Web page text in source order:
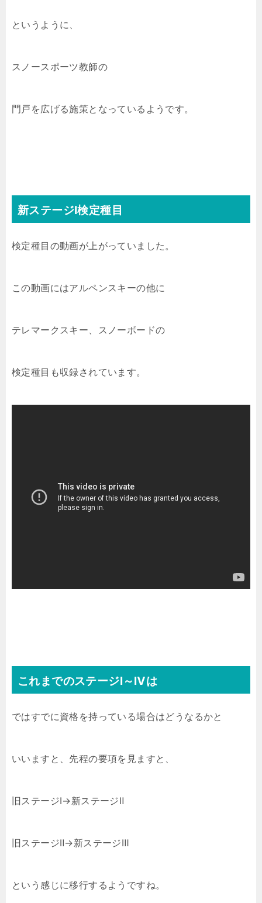
というように、
スノースポーツ教師の
門戸を広げる施策となっているようです。
新ステージⅠ検定種目
検定種目の動画が上がっていました。
この動画にはアルペンスキーの他に
テレマークスキー、スノーボードの
検定種目も収録されています。
これまでのステージⅠ～Ⅳは
ではすでに資格を持っている場合はどうなるかと
いいますと、先程の要項を見ますと、
旧ステージⅠ→新ステージⅡ
旧ステージⅡ→新ステージⅢ
という感じに移行するようですね。